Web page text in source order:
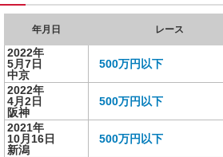
年月日 レース
2022年
5月7日
中京
500万円以下
2022年
4月2日
阪神
500万円以下
2021年
10月16日
新潟
500万円以下